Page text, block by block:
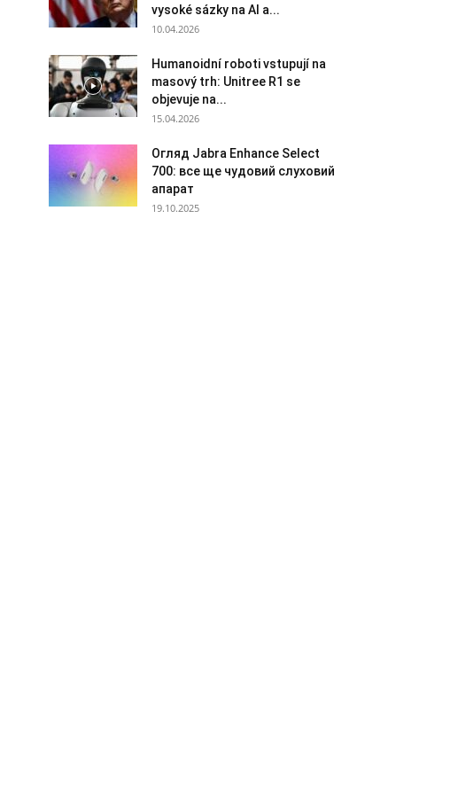
vysoké sázky na AI a...
10.04.2026
Humanoidní roboti vstupují na
masový trh: Unitree R1 se
objevuje na...
15.04.2026
Огляд Jabra Enhance Select
700: все ще чудовий слуховий
апарат
19.10.2025